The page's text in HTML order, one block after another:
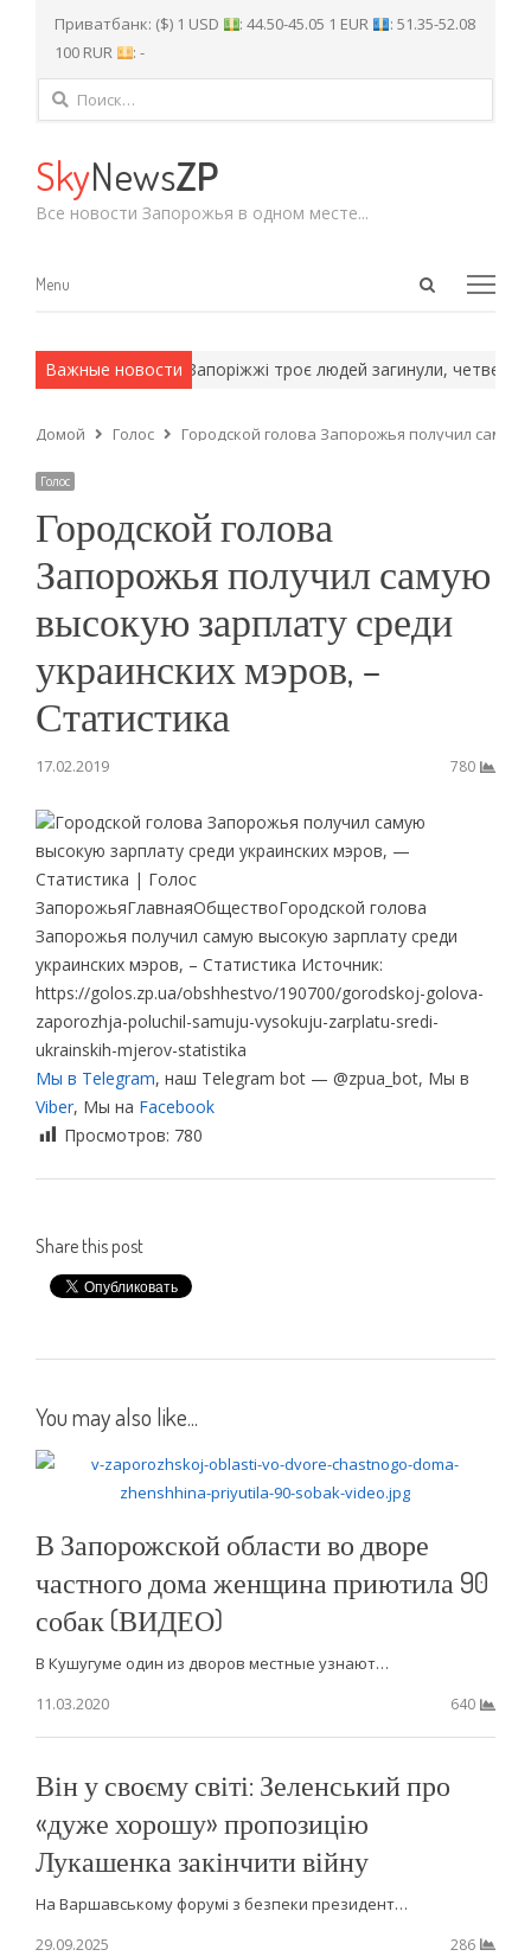
Приватбанк: ($) 1 USD : 44.50-45.05 1 EUR
: 51.35-52.08
100 RUR
: -
Найти:
SkyNewsZP
Все новости Запорожья в одном месте...
Open
Menu
Menu
Важные новости
методы. На Запоріжжі троє людей загинули, четверо
Домой Голос Городской голова Запорожья получил
Голос
Городской голова
Запорожья получил самую
высокую зарплату среди
украинских мэров, –
Статистика
17.02.2019 780
Городской голова Запорожья получил самую
высокую зарплату среди украинских мэров, —
Статистика | Голос
ЗапорожьяГлавнаяОбществоГородской голова
Запорожья получил самую высокую зарплату среди
украинских мэров, – Статистика Источник:
https://golos.zp.ua/obshhestvo/190700/gorodskoj-golova-
zaporozhja-poluchil-samuju-vysokuju-zarplatu-sredi-
ukrainskih-mjerov-statistika
Мы в Telegram, наш Telegram bot — @zpua_bot, Мы в
Viber, Мы на Facebook
Просмотров: 780
Share this post
You may also like...
В Запорожской области во дворе
частного дома женщина приютила 90
собак (ВИДЕО)
В Кушугуме один из дворов местные узнают…
11.03.2020
640
Він у своєму світі: Зеленський про
«дуже хорошу» пропозицію
Лукашенка закінчити війну
На Варшавському форумі з безпеки президент…
29.09.2025
286